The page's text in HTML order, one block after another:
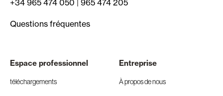
+34 965 474 050 | 965 474 205
Questions fréquentes
Espace professionnel
téléchargements
Entreprise
À propos de nous